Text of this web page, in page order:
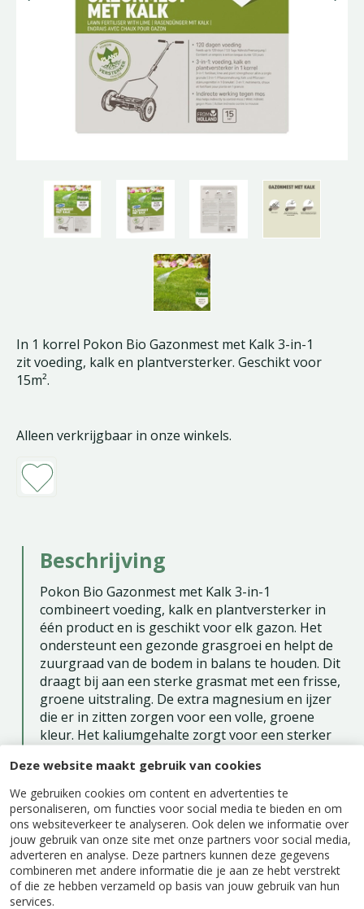
Deze website maakt gebruik van cookies
We gebruiken cookies om content en advertenties te
personaliseren, om functies voor social media te bieden en om
ons websiteverkeer te analyseren. Ook delen we informatie over
jouw gebruik van onze site met onze partners voor social media,
adverteren en analyse. Deze partners kunnen deze gegevens
combineren met andere informatie die je aan ze hebt verstrekt
of die ze hebben verzameld op basis van jouw gebruik van hun
services.
In 1 korrel Pokon Bio Gazonmest met Kalk 3-in-1
zit voeding, kalk en plantversterker. Geschikt voor
15m².
Alleen verkrijgbaar in onze winkels.
Beschrijving
Pokon Bio Gazonmest met Kalk 3-in-1
combineert voeding, kalk en plantversterker in
één product en is geschikt voor elk gazon. Het
ondersteunt een gezonde grasgroei en helpt de
zuurgraad van de bodem in balans te houden. Dit
draagt bij aan een sterke grasmat met een frisse,
groene uitstraling. De extra magnesium en ijzer
die er in zitten zorgen voor een volle, groene
kleur. Het kaliumgehalte zorgt voor een sterker
het gras meer weerstand tegen vorst in de
winter. Doordat er kalk in zit hoef je niet meer
apart kalk te strooien. De plantversterker zorgt
voor steviger gras dat beter bestand is tegen
droogte en ziektes. Het gras blijft mooier rechtop
staan waardoor het beter te maaien is. Bemest je
gazon drie keer per jaar: voorjaar, zomer en
najaar. Bemest niet als het te warm of te droog